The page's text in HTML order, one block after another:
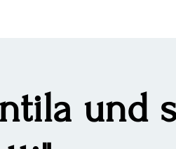
und